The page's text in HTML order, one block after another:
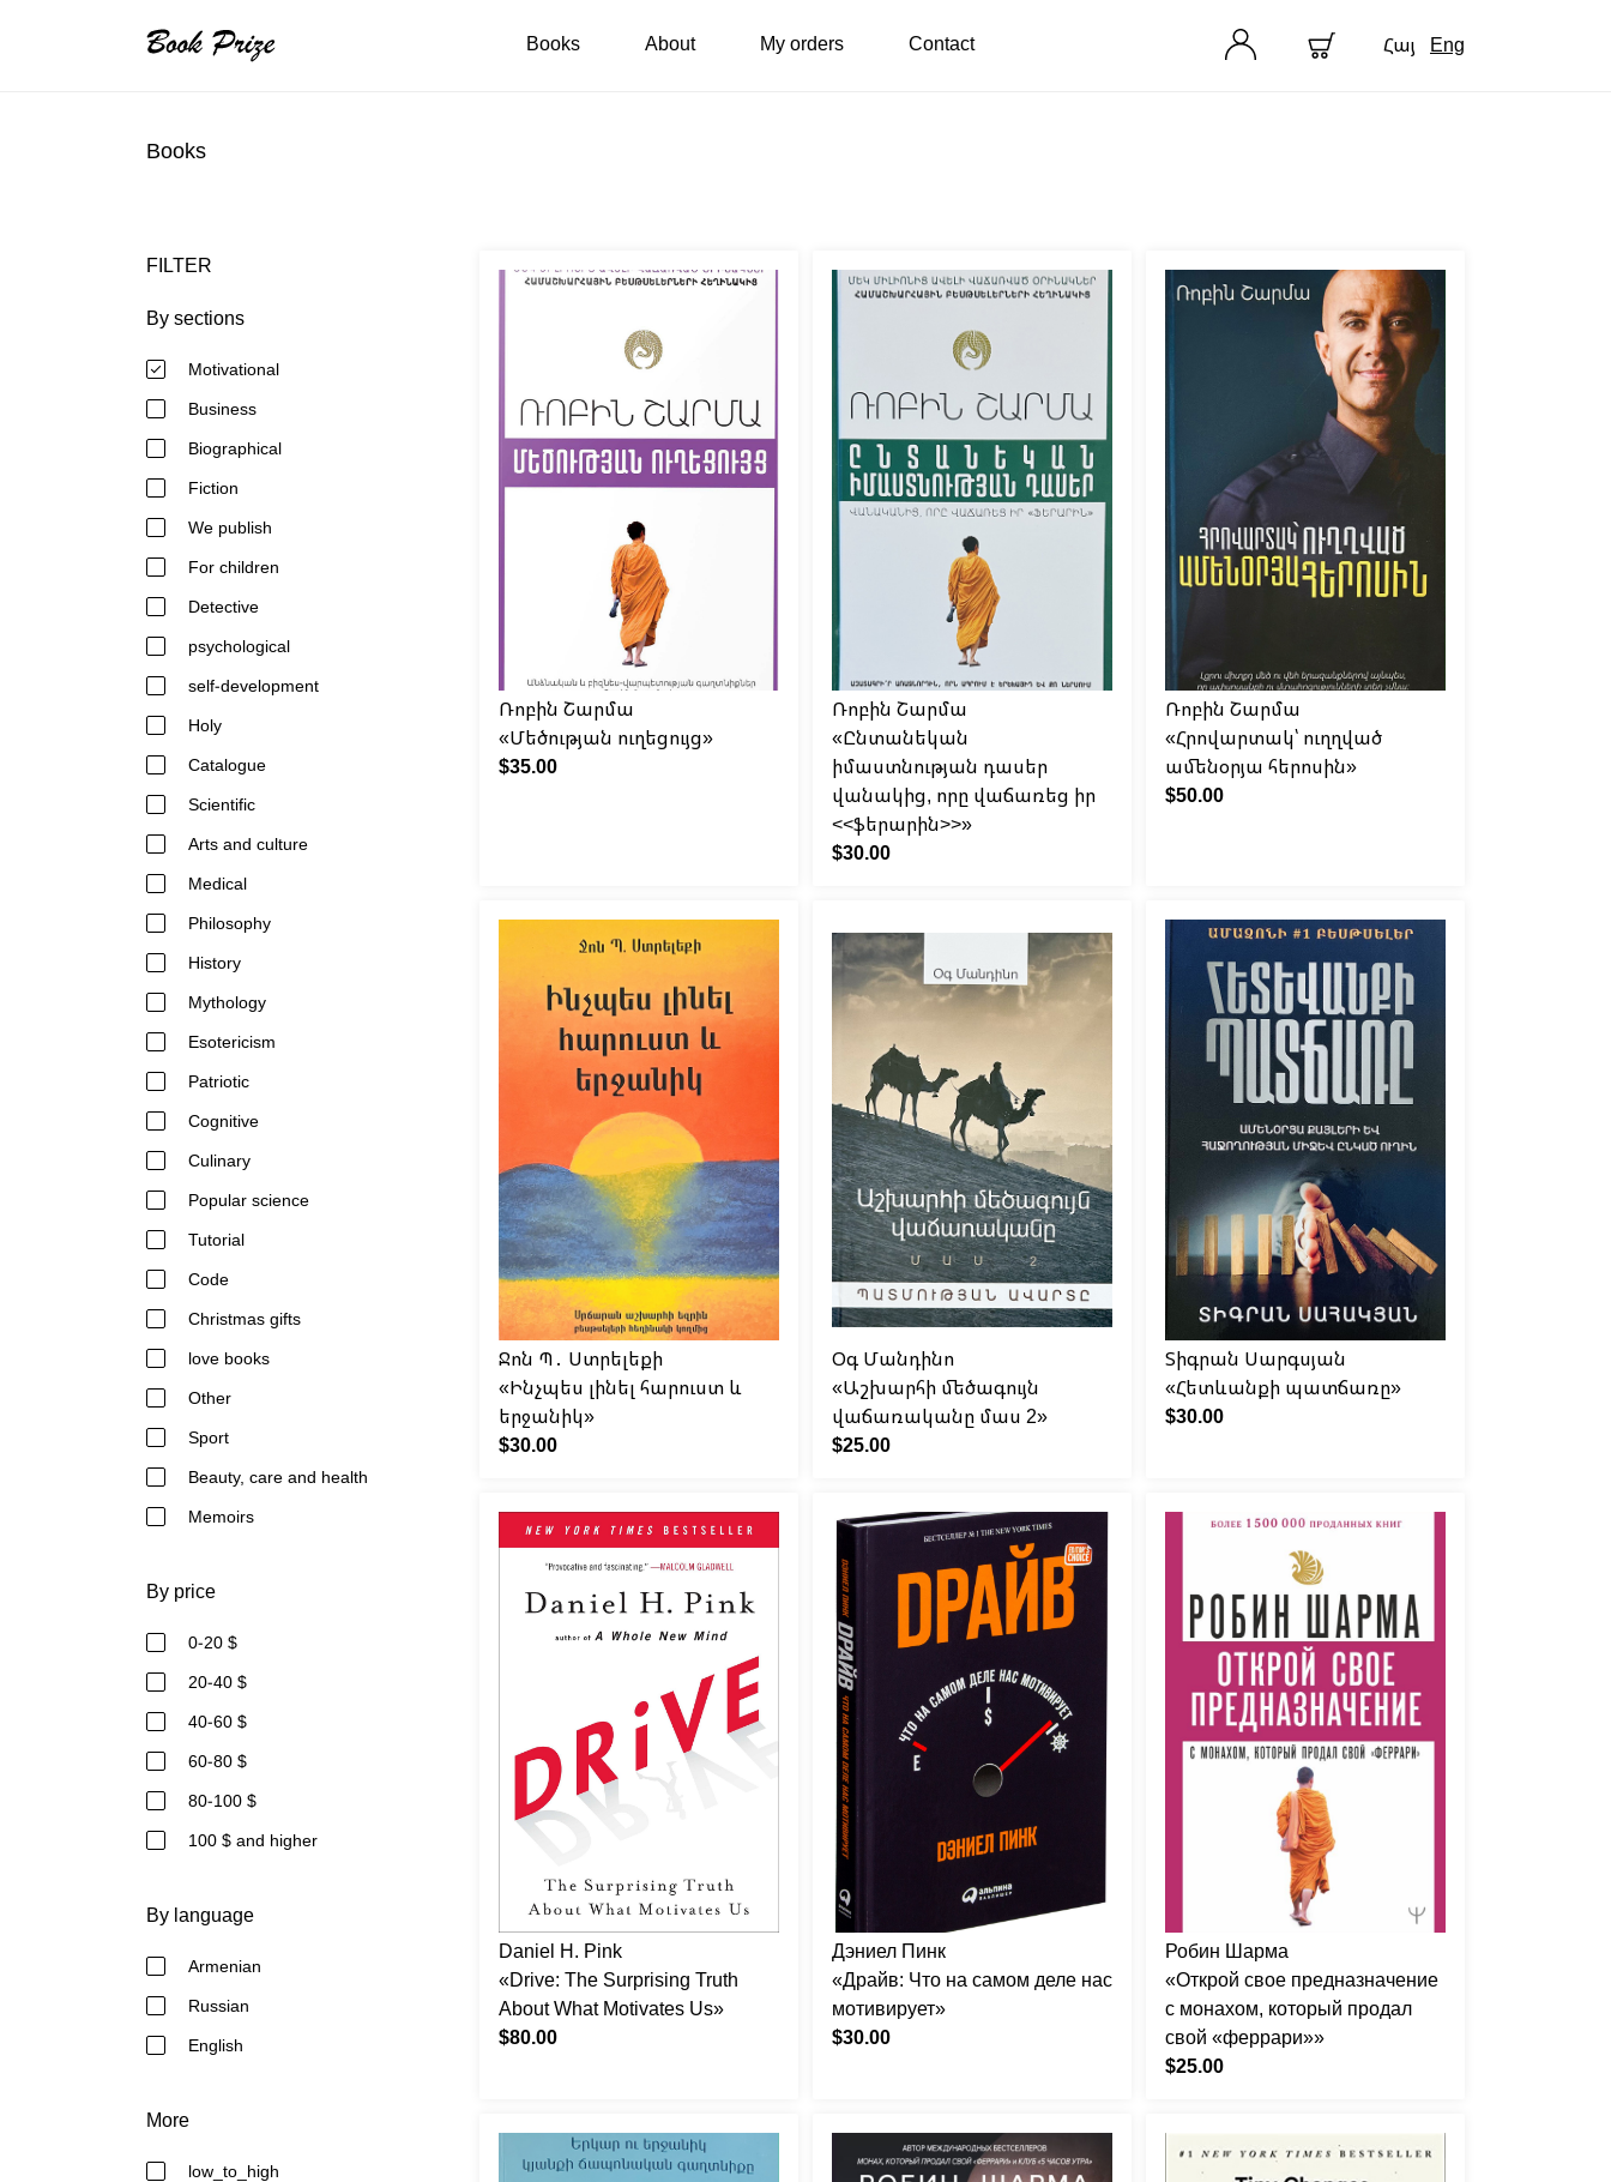
Books About My orders Contact Հայ Eng
Books
FILTER
By sections
Motivational
Business
Biographical
Fiction
We publish
For children
Detective
psychological
self-development
Holy
Catalogue
Scientific
Arts and culture
Medical
Philosophy
History
Mythology
Esotericism
Patriotic
Cognitive
Culinary
Popular science
Tutorial
Code
Christmas gifts
love books
Other
Sport
Beauty, care and health
Memoirs
By price
0-20 $
20-40 $
40-60 $
60-80 $
80-100 $
100 $ and higher
By language
Armenian
Russian
English
More
low_to_high
Ռոբին Շարմա
«Մեծության ուղեցույց»
$35.00
Ռոբին Շարմա
«Ընտանեկան
իմաստնության դասեր
վանակից, որը վաճառեց իր
<<ֆերարին>>»
$30.00
Ռոբին Շարմա
«Հրովարտակ՝ ուղղված
ամենօրյա հերոսին»
$50.00
Ջոն Պ․ Ստրելեքի
«Ինչպես լինել հարուստ և
երջանիկ»
$30.00
Օգ Մանդինո
«Աշխարհի մեծագույն
վաճառականը մաս 2»
$25.00
Տիգրան Սարգսյան
«Հետևանքի պատճառը»
$30.00
Daniel H. Pink
«Drive: The Surprising Truth
About What Motivates Us»
$80.00
Дэниел Пинк
«Драйв: Что на самом деле нас
мотивирует»
$30.00
Робин Шарма
«Открой свое предназначение
с монахом, который продал
свой «феррари»»
$25.00